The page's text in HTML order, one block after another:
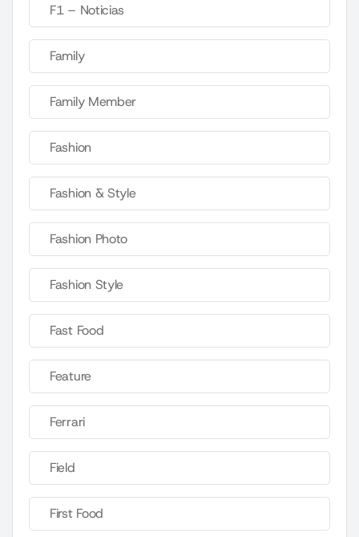
F1 – Noticias
Family
Family Member
Fashion
Fashion & Style
Fashion Photo
Fashion Style
Fast Food
Feature
Ferrari
Field
First Food